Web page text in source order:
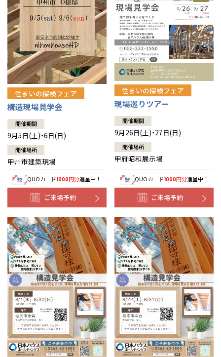
住まいの探検フェア
構造現場見学会
開催期間
9月5日(土)・6日(日)
開催場所
甲州市建築現場
QUOカード1000円分進呈中！
ご来場予約
住まいの探検フェア
現場巡りツアー
開催期間
9月26日(土)・27日(日)
開催場所
甲府昭和展示場
QUOカード1000円分進呈中！
ご来場予約